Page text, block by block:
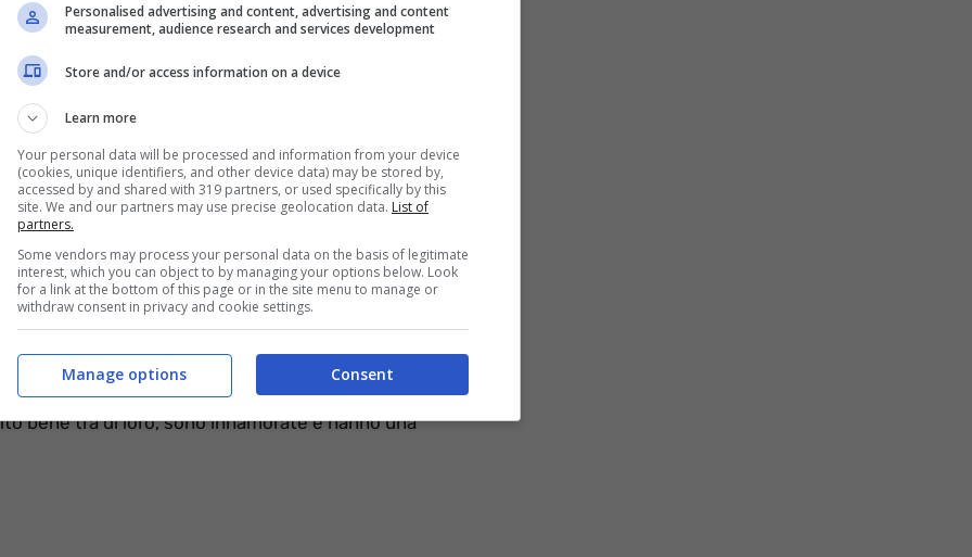
essere compatibili sotto tutti gli aspetti. Per
è necessario pensare alla chimica e alla sintonia
ottimo suggerimento per orientarci in tal senso è
a un altro.
d’amore seconda il proprio carattere e il proprio
quali sono le 5 coppie di segni zodiacali più affini.
bene tra di loro, sono innamorate e hanno una
Personalised advertising and content, advertising and content
measurement, audience research and services development
Store and/or access information on a device
Learn more
Your personal data will be processed and information from your device
(cookies, unique identifiers, and other device data) may be stored by,
accessed by and shared with 319 partners, or used specifically by this
site. We and our partners may use precise geolocation data. List of
partners.
Some vendors may process your personal data on the basis of legitimate
interest, which you can object to by managing your options below. Look
for a link at the bottom of this page or in the site menu to manage or
withdraw consent in privacy and cookie settings.
Consent
Manage options